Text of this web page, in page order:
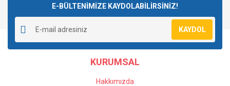
E-BÜLTENİMİZE KAYDOLABİLİRSİNİZ!
KAYDOL
KURUMSAL
Hakkımızda